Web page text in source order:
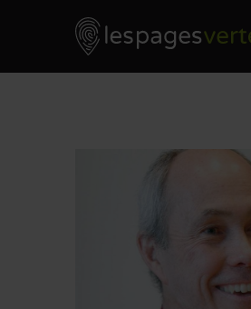
Skip to contentLes Pages Vertes - Go to